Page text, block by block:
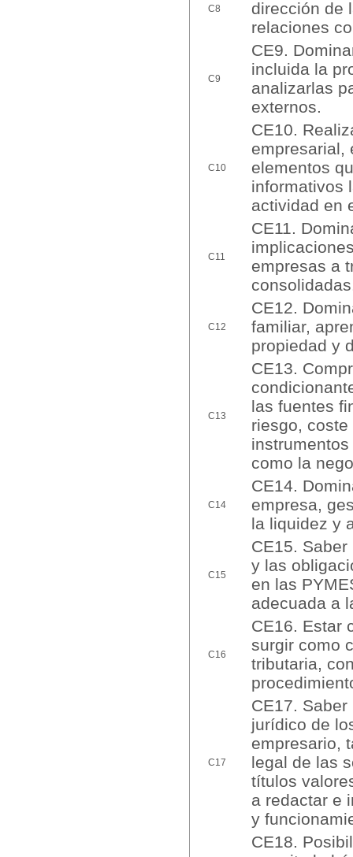
C8
dirección de
relaciones
C9
CE9.
incluida la
analizarlas
externos.
C10
CE10.
empresarial,
elementos
informativos
actividad en
C11
CE11.
empresas a
C12
CE12.
familiar,
propiedad y
C13
CE13.
las fuentes
riesgo,
como la
C14
CE14.
empresa,
la liquidez y
C15
CE15.
y las
en las
adecuada a
C16
CE16. Estar
surgir como
tributaria,
C17
CE17.
jurídico de
empresario,
legal de las
títulos
a redactar e
y
CE18.